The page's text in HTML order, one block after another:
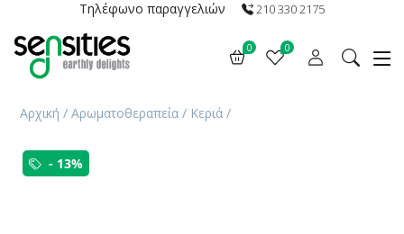
Τηλέφωνο παραγγελιών 210 330 2175
0 0
Αρχική / Αρωματοθεραπεία / Κεριά /
- 13%